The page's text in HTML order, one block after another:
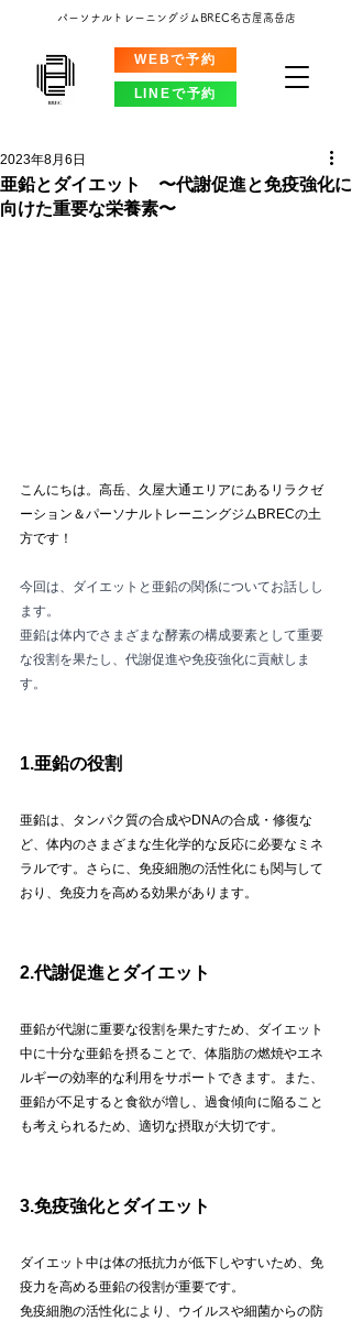
LINEで予約
WEBで予約
パーソナルトレーニングジムBREC名古屋高岳店
亜鉛とダイエット 〜代謝促進と免疫強化に
向けた重要な栄養素〜
2023年8月6日
こんにちは。高岳、久屋大通エリアにあるリラクゼ
ーション＆パーソナルトレーニングジムBRECの土
方です！
今回は、ダイエットと亜鉛の関係についてお話しし
ます。
亜鉛は体内でさまざまな酵素の構成要素として重要
な役割を果たし、代謝促進や免疫強化に貢献しま
す。
1.亜鉛の役割
亜鉛は、タンパク質の合成やDNAの合成・修復な
ど、体内のさまざまな生化学的な反応に必要なミネ
ラルです。さらに、免疫細胞の活性化にも関与して
おり、免疫力を高める効果があります。
2.代謝促進とダイエット
亜鉛が代謝に重要な役割を果たすため、ダイエット
中に十分な亜鉛を摂ることで、体脂肪の燃焼やエネ
ルギーの効率的な利用をサポートできます。また、
亜鉛が不足すると食欲が増し、過食傾向に陥ること
も考えられるため、適切な摂取が大切です。
3.免疫強化とダイエット
ダイエット中は体の抵抗力が低下しやすいため、免
疫力を高める亜鉛の役割が重要です。
免疫細胞の活性化により、ウイルスや細菌からの防